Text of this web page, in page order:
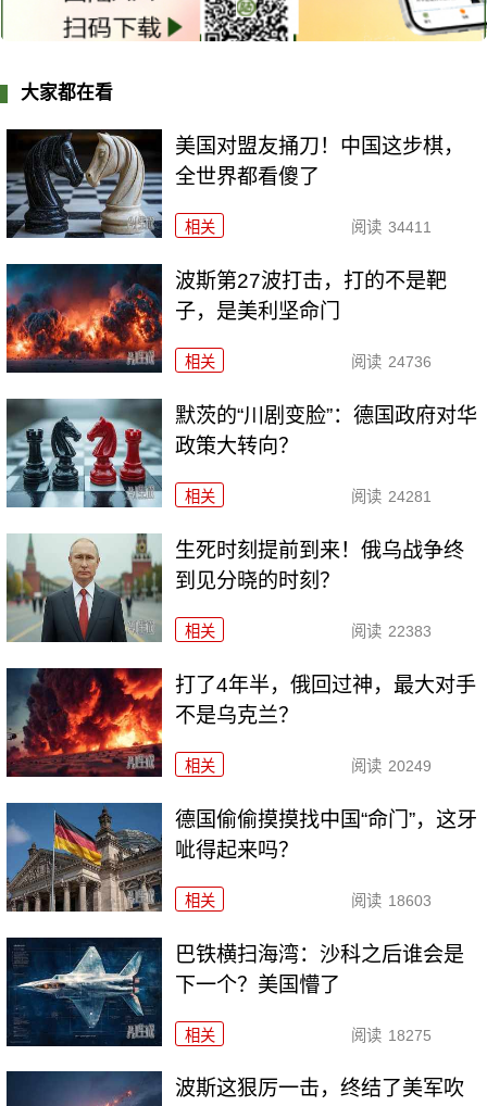
大家都在看
美国对盟友捅刀！中国这步棋，
全世界都看傻了
相关 阅读 34411
波斯第27波打击，打的不是靶
子，是美利坚命门
相关 阅读 24736
默茨的“川剧变脸”：德国政府对华
政策大转向？
相关 阅读 24281
生死时刻提前到来！俄乌战争终
到见分晓的时刻？
相关 阅读 22383
打了4年半，俄回过神，最大对手
不是乌克兰？
相关 阅读 20249
德国偷偷摸摸找中国“命门”，这牙
呲得起来吗？
相关 阅读 18603
巴铁横扫海湾：沙科之后谁会是
下一个？美国懵了
相关 阅读 18275
波斯这狠厉一击，终结了美军吹